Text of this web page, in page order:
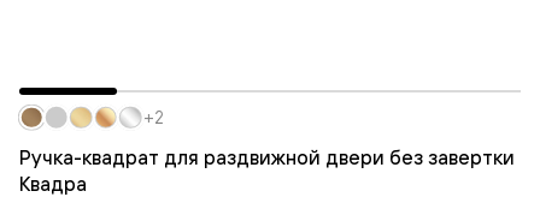
Ручка-квадрат для раздвижной двери без завертки
Квадра
+2